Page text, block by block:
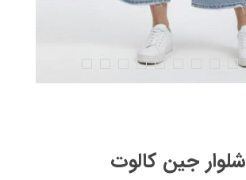
شلوار جین کالوت